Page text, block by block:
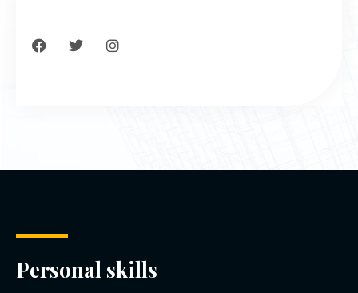
Personal skills